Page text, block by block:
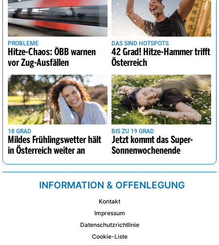
PROBLEME
Hitze-Chaos: ÖBB warnen
vor Zug-Ausfällen
DAS SIND HOTSPOTS
42 Grad! Hitze-Hammer trifft
Österreich
18 GRAD
Mildes Frühlingswetter hält
in Österreich weiter an
BIS ZU 19 GRAD
Jetzt kommt das Super-
Sonnenwochenende
INFORMATION & OFFENLEGUNG
Kontakt
Impressum
Datenschutzrichtlinie
Cookie-Liste